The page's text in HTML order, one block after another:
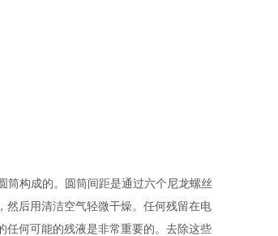
筒构成的。圆筒间距是通过六个尼龙螺丝
然后用清洁空气轻微干燥。任何残留在电
任何可能的残液是非常重要的。去除这些